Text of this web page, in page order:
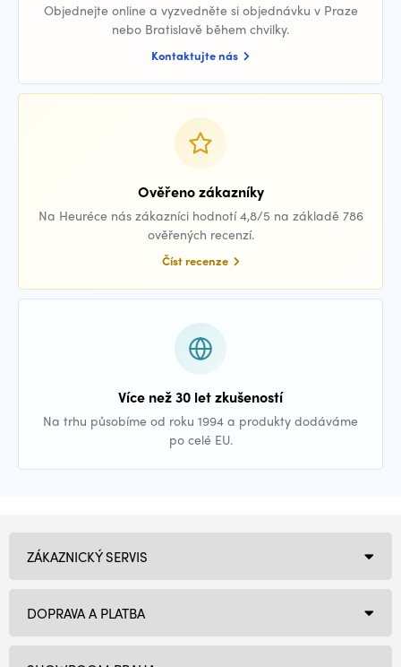
Objednejte online a vyzvedněte si objednávku v Praze
nebo Bratislavě během chvilky.
Kontaktujte nás
Ověřeno zákazníky
Na Heuréce nás zákazníci hodnotí 4,8/5 na základě 786
ověřených recenzí.
Číst recenze
Více než 30 let zkušeností
Na trhu působíme od roku 1994 a produkty dodáváme
po celé EU.
ZÁKAZNICKÝ SERVIS
DOPRAVA A PLATBA